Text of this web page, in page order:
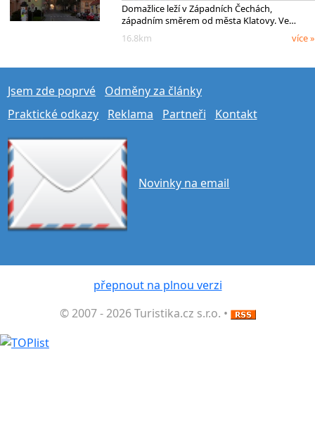
Domažlice leží v Západních Čechách,
západním směrem od města Klatovy. Ve…
16.8km
více »
Jsem zde poprvé
Odměny za články
Praktické odkazy
Reklama Partneři Kontakt
Novinky na email
přepnout na plnou verzi
© 2007 - 2026 Turistika.cz s.r.o. •